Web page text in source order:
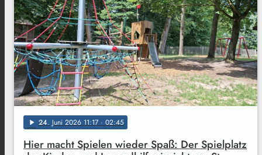
play_arrow 24. Juni 2026 11:17 · 02:45
Hier macht Spielen wieder Spaß: Der Spielplatz